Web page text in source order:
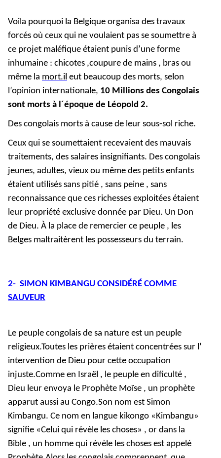
Voila pourquoi la Belgique organisa des travaux
forcés où ceux qui ne voulaient pas se soumettre à
ce projet maléfique étaient punis d’une forme
inhumaine : chicotes ,coupure de mains , bras ou
même la mort.il eut beaucoup des morts, selon
l’opinion internationale, 10 Millions des Congolais
sont morts à l´époque de Léopold 2.
Des congolais morts à cause de leur sous-sol riche.
Ceux qui se soumettaient recevaient des mauvais
traitements, des salaires insignifiants. Des congolais
jeunes, adultes, vieux ou même des petits enfants
étaient utilisés sans pitié , sans peine , sans
reconnaissance que ces richesses exploitées étaient
leur propriété exclusive donnée par Dieu. Un Don
de Dieu. À la place de remercier ce peuple , les
Belges maltraitèrent les possesseurs du terrain.
2- SIMON KIMBANGU CONSIDÉRÉ COMME
SAUVEUR
Le peuple congolais de sa nature est un peuple
religieux.Toutes les prières étaient concentrées sur l’
intervention de Dieu pour cette occupation
injuste.Comme en Israël , le peuple en dificulté ,
Dieu leur envoya le Prophète Moïse , un prophète
apparut aussi au Congo.Son nom est Simon
Kimbangu. Ce nom en langue kikongo «Kimbangu»
signifie «Celui qui révèle les choses» , or dans la
Bible , un homme qui révèle les choses est appelé